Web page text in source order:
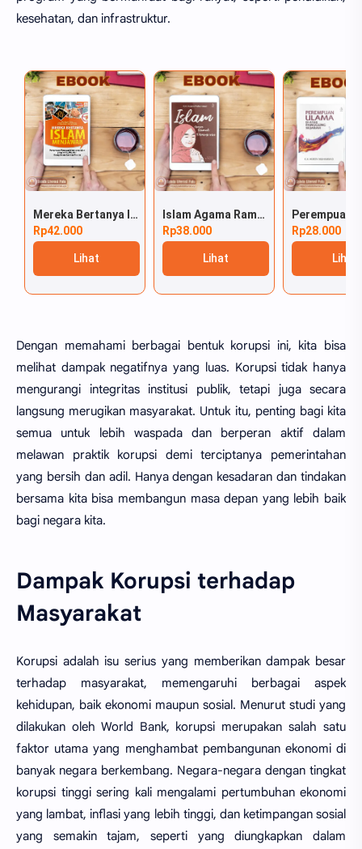
kesehatan, dan infrastruktur.
Mereka Bertanya Islam Menjawab
Rp42.000
Lihat
Islam Agama Ramah Perempuan
Rp38.000
Lihat
Rp28.000
Lihat
Dengan memahami berbagai bentuk korupsi ini, kita bisa
melihat dampak negatifnya yang luas. Korupsi tidak hanya
mengurangi integritas institusi publik, tetapi juga secara
langsung merugikan masyarakat. Untuk itu, penting bagi kita
semua untuk lebih waspada dan berperan aktif dalam
melawan praktik korupsi demi terciptanya pemerintahan
yang bersih dan adil. Hanya dengan kesadaran dan tindakan
bersama kita bisa membangun masa depan yang lebih baik
bagi negara kita.
Dampak Korupsi terhadap
Masyarakat
Korupsi adalah isu serius yang memberikan dampak besar
terhadap masyarakat, memengaruhi berbagai aspek
kehidupan, baik ekonomi maupun sosial. Menurut studi yang
dilakukan oleh World Bank, korupsi merupakan salah satu
faktor utama yang menghambat pembangunan ekonomi di
banyak negara berkembang. Negara-negara dengan tingkat
korupsi tinggi sering kali mengalami pertumbuhan ekonomi
yang lambat, inflasi yang lebih tinggi, dan ketimpangan sosial
yang semakin tajam, seperti yang diungkapkan dalam